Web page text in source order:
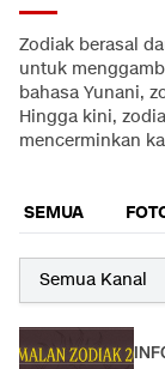
Zodiak berasal
untuk
bahasa Yunani,
Hingga kini,
mencerminkan
SEMUA